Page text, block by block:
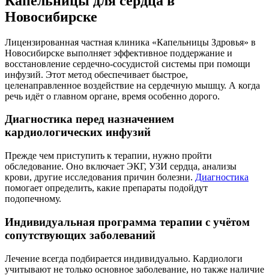
Новосибирске
Лицензированная частная клиника «Капельницы Здровья» в
Новосибирске выполняет эффективное поддержание и
восстановление сердечно-сосудистой системы при помощи
инфузий. Этот метод обеспечивает быстрое,
целенаправленное воздействие на сердечную мышцу. А когда
речь идёт о главном органе, время особенно дорого.
Диагностика перед назначением
кардиологических инфузий
Прежде чем приступить к терапии, нужно пройти
обследование. Оно включает ЭКГ, УЗИ сердца, анализы
крови, другие исследования причин болезни. Диагностика
помогает определить, какие препараты подойдут
подопечному.
Индивидуальная программа терапии с учётом
сопутствующих заболеваний
Лечение всегда подбирается индивидуально. Кардиологи
учитывают не только основное заболевание, но также наличие